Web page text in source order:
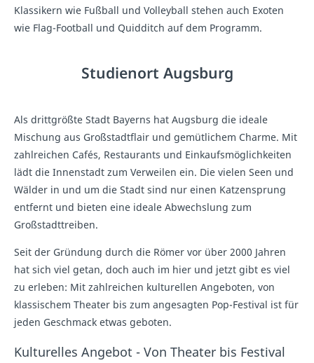
Klassikern wie Fußball und Volleyball stehen auch Exoten
wie Flag-Football und Quidditch auf dem Programm.
Studienort Augsburg
Als drittgrößte Stadt Bayerns hat Augsburg die ideale
Mischung aus Großstadtflair und gemütlichem Charme. Mit
zahlreichen Cafés, Restaurants und Einkaufsmöglichkeiten
lädt die Innenstadt zum Verweilen ein. Die vielen Seen und
Wälder in und um die Stadt sind nur einen Katzensprung
entfernt und bieten eine ideale Abwechslung zum
Großstadttreiben.
Seit der Gründung durch die Römer vor über 2000 Jahren
hat sich viel getan, doch auch im hier und jetzt gibt es viel
zu erleben: Mit zahlreichen kulturellen Angeboten, von
klassischem Theater bis zum angesagten Pop-Festival ist für
jeden Geschmack etwas geboten.
Kulturelles Angebot - Von Theater bis Festival